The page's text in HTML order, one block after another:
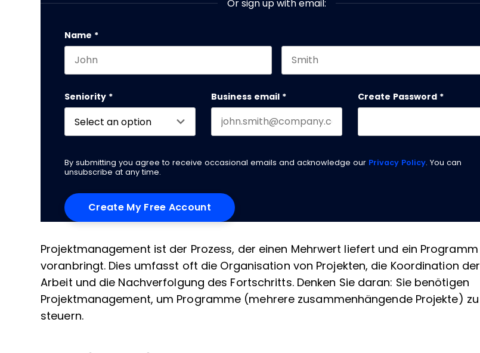
Or sign up with email:
Comments
Name *
Seniority * Business email * Create Password *
By submitting you agree to receive occasional emails and acknowledge our Privacy Policy. You can
unsubscribe at any time.
Projektmanagement ist der Prozess, der einen Mehrwert liefert und ein Programm
voranbringt. Dies umfasst oft die Organisation von Projekten, die Koordination der
Arbeit und die Nachverfolgung des Fortschritts. Denken Sie daran: Sie benötigen
Projektmanagement, um Programme (mehrere zusammenhängende Projekte) zu
steuern.